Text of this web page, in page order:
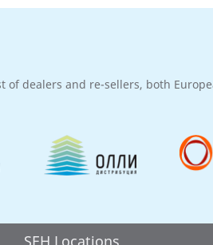
dealers and re-sellers, both
SEH Locations